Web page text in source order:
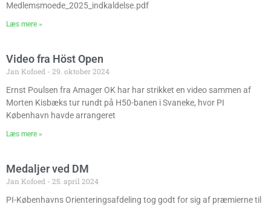
Medlemsmoede_2025_indkaldelse.pdf
Læs mere »
Video fra Höst Open
Jan Kofoed
29. oktober 2024
Ernst Poulsen fra Amager OK har har strikket en video sammen af
Morten Kisbæks tur rundt på H50-banen i Svaneke, hvor PI
København havde arrangeret
Læs mere »
Medaljer ved DM
Jan Kofoed
25. april 2024
PI-Københavns Orienteringsafdeling tog godt for sig af præmierne til